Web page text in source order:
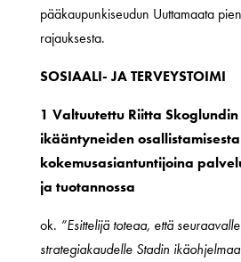
pääkaupunkiseudun Uuttamaata
rajauksesta.
SOSIAALI- JA TERVEYSTOIMI
1 Valtuutettu Riitta
ikääntyneiden osallistamisesta
kokemusasiantuntijoina
ja tuotannossa
ok. ”Esittelijä toteaa, että
strategiakaudelle Stadin